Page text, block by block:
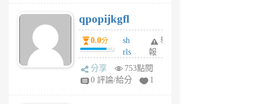
6
個
月
前
qpopijkgfl
0.0分
sh
rls
k
m
舉
報
分享
753點閱
0 評論/給分
1